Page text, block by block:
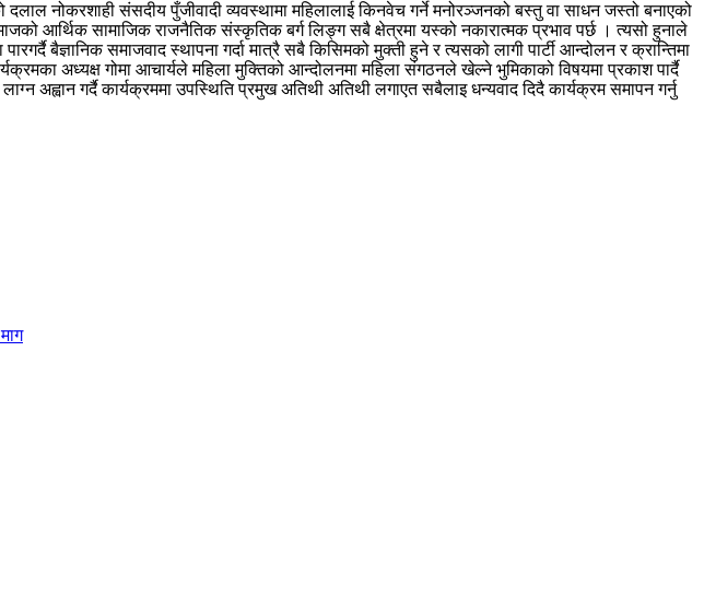
नोकरशाही संसदीय पुँजीवादी व्यवस्थामा महिलालाई किनवेच गर्ने मनोरञ्जनको बस्तु वा साधन जस्तो बनाएको
आर्थिक सामाजिक राजनैतिक संस्कृतिक बर्ग लिङ्ग सबै क्षेत्रमा यस्को नकारात्मक प्रभाव पर्छ । त्यसो हुनाले
बैज्ञानिक समाजवाद स्थापना गर्दा मात्रै सबै किसिमको मुक्ती हुने र त्यसको लागी पार्टी आन्दोलन र क्रान्तिमा
अध्यक्ष गोमा आचार्यले महिला मुक्तिको आन्दोलनमा महिला संगठनले खेल्ने भुमिकाको विषयमा प्रकाश पार्दै
अह्वान गर्दै कार्यक्रममा उपस्थिति प्रमुख अतिथी अतिथी लगाएत सबैलाइ धन्यवाद दिदै कार्यक्रम समापन गर्नु